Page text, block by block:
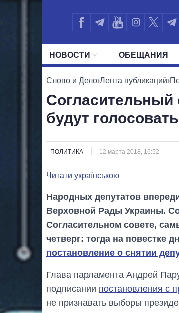
НОВОСТИ ОБЕЩАНИЯ
ВСЕ ПОЛИТИКИ
Слово и Дело›Лента публикаций›
Согласительный
будут
ПОЛИТИКА 12 марта 2018, 16:52
Читати українською
Народных депутатов
Верховной Рады Украины.
Согласительном совете,
четверг: тогда на повестке
постановление о снятии
Глава парламента Андрей
подписании постановления с
не признавать выборы